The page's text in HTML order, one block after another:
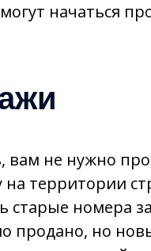
начаться
вам не нужно
на территории
номера
но